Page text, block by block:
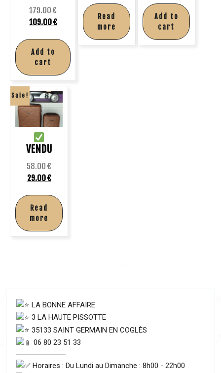
179.00€
109.00€
Add to
cart
Read
more
Add to
cart
Sale!
VENDU
58.00€
29.00€
Read
more
LA BONNE AFFAIRE
3 LA HAUTE PISSOTTE
35133 SAINT GERMAIN EN COGLÈS
06 80 23 51 33
Horaires : Du Lundi au Dimanche : 8h00 - 22h00